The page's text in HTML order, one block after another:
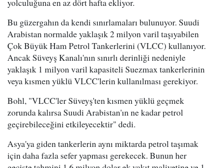
Bu güzergahın da kendi sınırlamaları bulunuyor. Suudi
Arabistan normalde yaklaşık 2 milyon varil taşıyabilen
Çok Büyük Ham Petrol Tankerlerini (VLCC) kullanıyor.
Ancak Süveyş Kanalı'nın sınırlı derinliği nedeniyle
yaklaşık 1 milyon varil kapasiteli Suezmax tankerlerinin
veya kısmen yüklü VLCC'lerin kullanılması gerekiyor.
Bohl, "VLCC'ler Süveyş'ten kısmen yüklü geçmek
zorunda kalırsa Suudi Arabistan'ın ne kadar petrol
geçirebileceğini etkileyecektir" dedi.
Asya'ya giden tankerlerin aynı miktarda petrol taşımak
için daha fazla sefer yapması gerekecek. Bunun her